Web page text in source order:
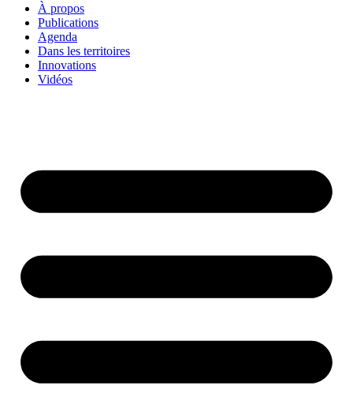
À propos
Publications
Agenda
Dans les territoires
Innovations
Vidéos